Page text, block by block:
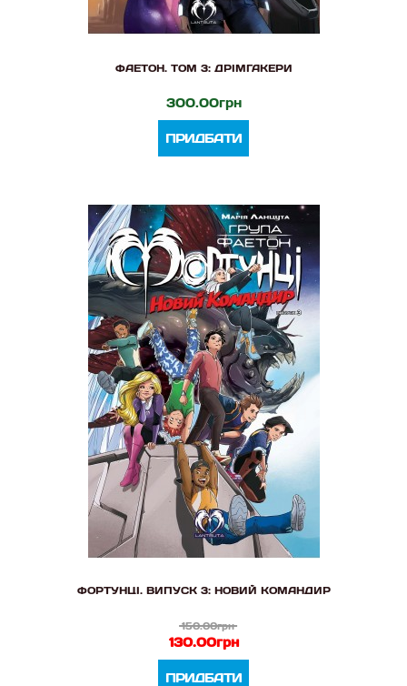
ФАЕТОН. ТОМ 3: ДРІМГАКЕРИ
300.00грн
ПРИДБАТИ
ФОРТУНЦІ. ВИПУСК 3: НОВИЙ КОМАНДИР
150.00грн
130.00грн
ПРИДБАТИ